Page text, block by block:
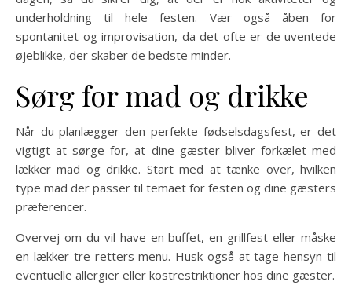
underholdning til hele festen. Vær også åben for
spontanitet og improvisation, da det ofte er de uventede
øjeblikke, der skaber de bedste minder.
Sørg for mad og drikke
Når du planlægger den perfekte fødselsdagsfest, er det
vigtigt at sørge for, at dine gæster bliver forkælet med
lækker mad og drikke. Start med at tænke over, hvilken
type mad der passer til temaet for festen og dine gæsters
præferencer.
Overvej om du vil have en buffet, en grillfest eller måske
en lækker tre-retters menu. Husk også at tage hensyn til
eventuelle allergier eller kostrestriktioner hos dine gæster.